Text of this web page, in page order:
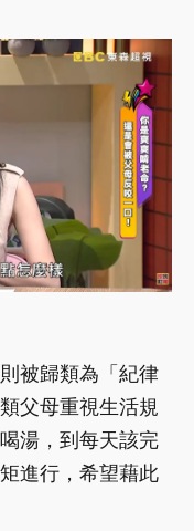
被歸類為「紀律
父母重視生活規
湯，到每天該完
進行，希望藉此